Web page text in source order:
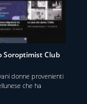
Soroptimist Club
donne provenienti
che ha